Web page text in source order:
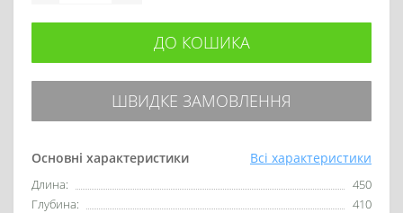
Основні характеристики Всі характеристики
Длина:
450
Глубина:
410
ДО КОШИКА
ШВИДКЕ ЗАМОВЛЕННЯ